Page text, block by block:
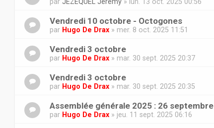
Vendredi 10 octobre - Octogones
par Hugo De Drax » mer. 8 oct. 2025 11:51
Vendredi 3 octobre
par Hugo De Drax » mar. 30 sept. 2025 20:37
Vendredi 3 octobre
par Hugo De Drax » mar. 30 sept. 2025 20:35
Assemblée générale 2025 : 26 septembre
par Hugo De Drax » jeu. 11 sept. 2025 06:16